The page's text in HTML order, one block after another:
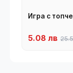
Игра с
5.08 лв